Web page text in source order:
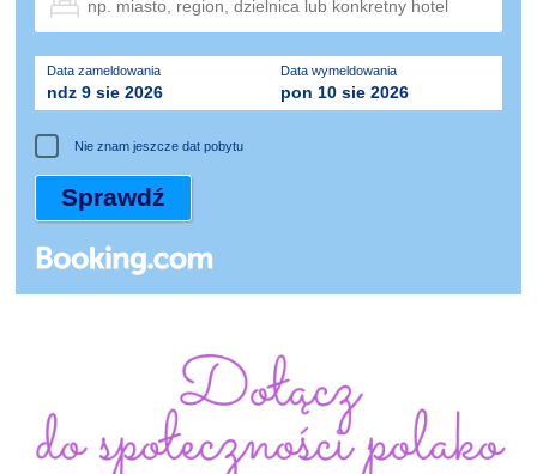
Data zameldowania
ndz 9 sie 2026
Data wymeldowania
pon 10 sie 2026
Nie znam jeszcze dat pobytu